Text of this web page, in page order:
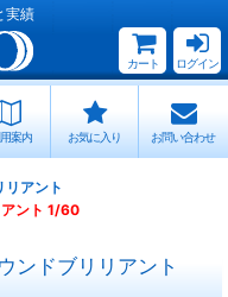
実績
カート ログイン
案内 お気に入り お問い合わせ
リアント
ント 1/60
ンドブリリアント